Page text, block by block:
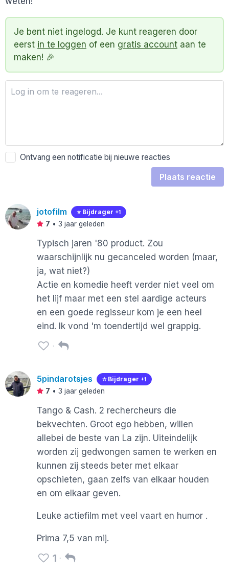
Je bent niet ingelogd. Je kunt reageren door
eerst in te loggen of een gratis account aan te
maken! 🎉
Ontvang een notificatie bij nieuwe reacties
Plaats reactie
jotofilm ⭐️ Bijdrager +1
7 • 3 jaar geleden
Typisch jaren '80 product. Zou
waarschijnlijk nu gecanceled worden (maar,
ja, wat niet?)
Actie en komedie heeft verder niet veel om
het lijf maar met een stel aardige acteurs
en een goede regisseur kom je een heel
eind. Ik vond 'm toendertijd wel grappig.
5pindarotsjes ⭐️ Bijdrager +1
7 • 3 jaar geleden
Tango & Cash. 2 rechercheurs die
bekvechten. Groot ego hebben, willen
allebei de beste van La zijn. Uiteindelijk
worden zij gedwongen samen te werken en
kunnen zij steeds beter met elkaar
opschieten, gaan zelfs van elkaar houden
en om elkaar geven.
Leuke actiefilm met veel vaart en humor .
Prima 7,5 van mij.
1